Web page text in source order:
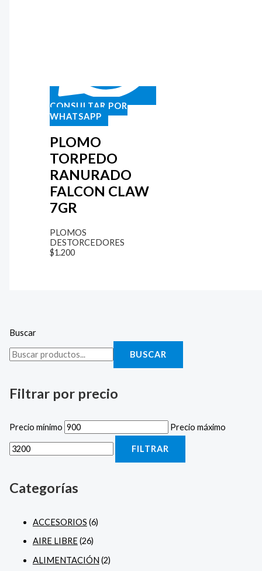
Buscar
BUSCAR
Filtrar por precio
Precio mínimo Precio máximo
FILTRAR
Categorías
ACCESORIOS (6)
AIRE LIBRE(26)
ALIMENTACIÓN (2)
CONSULTAR POR
WHATSAPP
PLOMO
TORPEDO
RANURADO
FALCON CLAW
7GR
PLOMOS
DESTORCEDORES
$1.200